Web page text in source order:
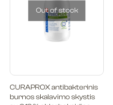
Out of stock
CURAPROX antibakterinis
burnos skalavimo skystis